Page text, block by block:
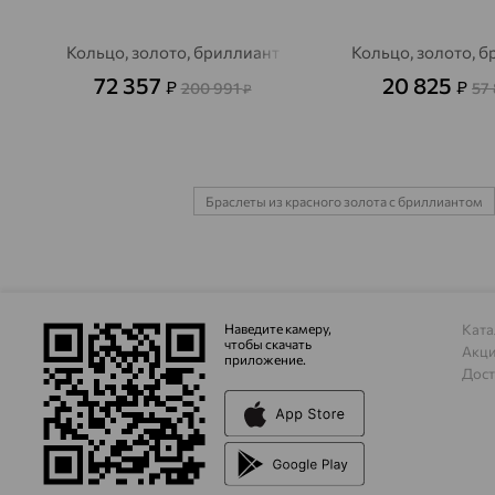
Кольцо, золото, бриллиант
72 357 ₽ 200 991₽
Кольцо, золото,
20 825 ₽ 57
Браслеты из красного золота с бриллиантом
Наведите камеру,
чтобы скачать
приложение.